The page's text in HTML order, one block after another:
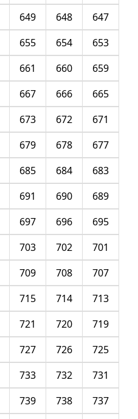
647
648
649
653
654
655
659
660
661
665
666
667
671
672
673
677
678
679
683
684
685
689
690
691
695
696
697
701
702
703
707
708
709
713
714
715
719
720
721
725
726
727
731
732
733
737
738
739